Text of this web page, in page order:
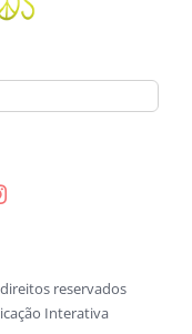
reservados
Interativa